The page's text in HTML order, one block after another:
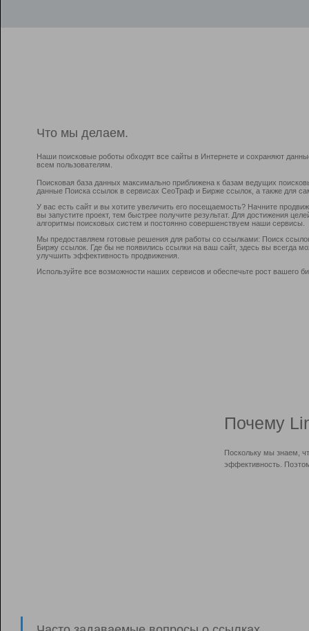
Что мы делаем.
Наши поисковые роботы обходят все сайты в Интернете и сохраняют
всем пользователям.
Поисковая база данных максимально приближена к базам ведущих
данные Поиска ссылок в сервисах СеоТраф и Бирже ссылок, а также для
У вас есть сайт и вы хотите увеличить его посещаемость? Начните
вы запустите проект, тем быстрее получите результат. Для достижения
алгоритмы поисковых систем и постоянно совершенствуем наши сервисы.
Мы предоставляем готовые решения для работы со ссылками: Поиск
Биржу ссылок. Где бы не появились ссылки на ваш сайт, здесь вы всегда
улучшить эффективность продвижения.
Используйте все возможности наших сервисов и обеспечьте рост вашего
Почему
Поскольку мы знаем,
эффективность.